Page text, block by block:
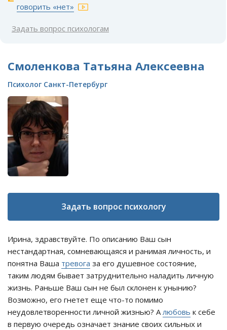
говорить «нет»
Задать вопрос психологам
Смоленкова Татьяна Алексеевна
Психолог Санкт-Петербург
Задать вопрос психологу
Ирина, здравствуйте. По описанию Ваш сын
нестандартная, сомневающаяся и ранимая личность, и
понятна Ваша тревога за его душевное состояние,
таким людям бывает затруднительно наладить личную
жизнь. Раньше Ваш сын не был склонен к унынию?
Возможно, его гнетет еще что-то помимо
неудовлетворенности личной жизнью? А любовь к себе
в первую очередь означает знание своих сильных и